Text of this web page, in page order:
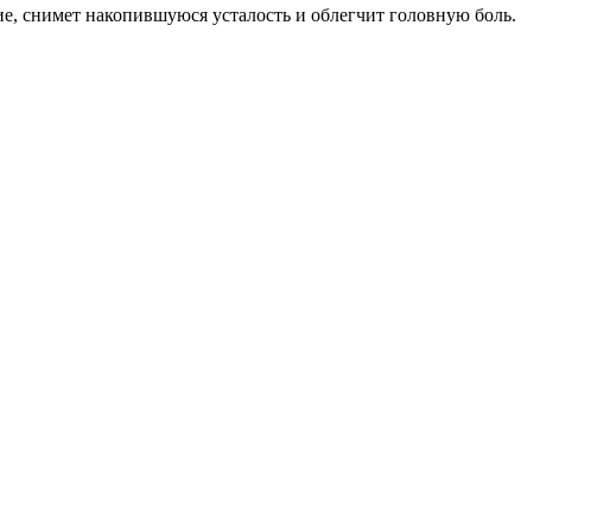
снимет накопившуюся усталость и облегчит головную боль.